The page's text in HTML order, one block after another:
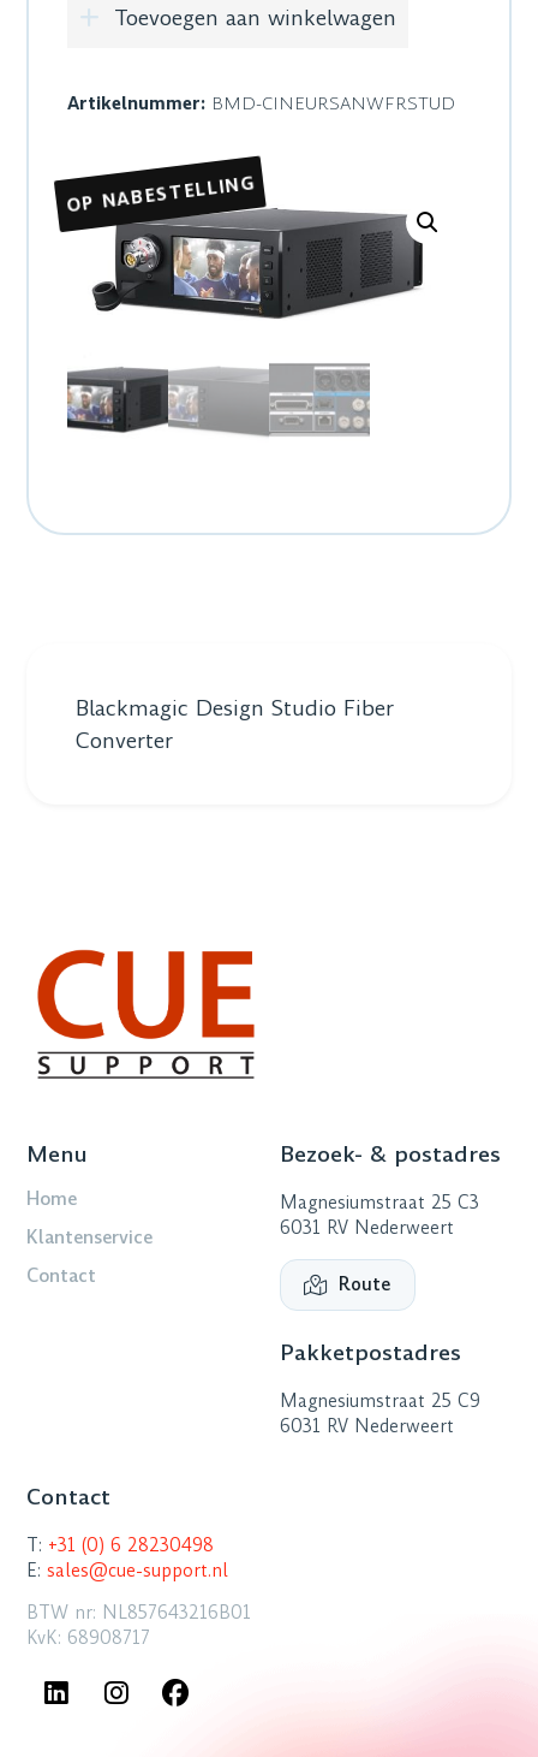
Toevoegen aan winkelwagen
Artikelnummer: BMD-CINEURSANWFRSTUD
OP NABESTELLING
Blackmagic Design Studio Fiber
Converter
Menu
Home
Klantenservice
Contact
Bezoek- & postadres
Magnesiumstraat 25 C3
6031 RV Nederweert
Route
Pakketpostadres
Magnesiumstraat 25 C9
6031 RV Nederweert
Contact
T: +31 (0) 6 28230498
E:sales@cue-support.nl
BTW nr: NL857643216B01
KvK: 68908717